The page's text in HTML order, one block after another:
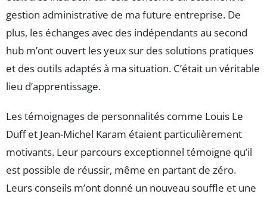
gestion administrative de ma future entreprise. De
plus, les échanges avec des indépendants au second
hub m’ont ouvert les yeux sur des solutions pratiques
et des outils adaptés à ma situation. C’était un véritable
lieu d’apprentissage.
Les témoignages de personnalités comme Louis Le
Duff et Jean-Michel Karam étaient particulièrement
motivants. Leur parcours exceptionnel témoigne qu’il
est possible de réussir, même en partant de zéro.
Leurs conseils m’ont donné un nouveau souffle et une